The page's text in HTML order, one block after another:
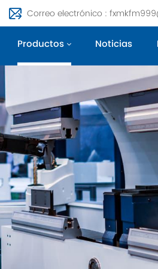
Correo electrónico :
Productos Noticias